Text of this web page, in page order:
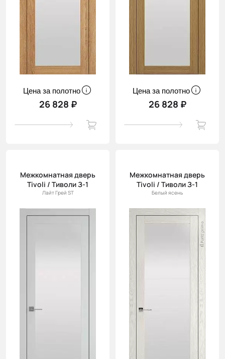
Цена за полотно
26 828 ₽
Цена за полотно
26 828 ₽
Межкомнатная дверь
Tivoli / Тиволи З-1
Лайт Грей ST
Межкомнатная дверь
Tivoli / Тиволи З-1
Белый ясень